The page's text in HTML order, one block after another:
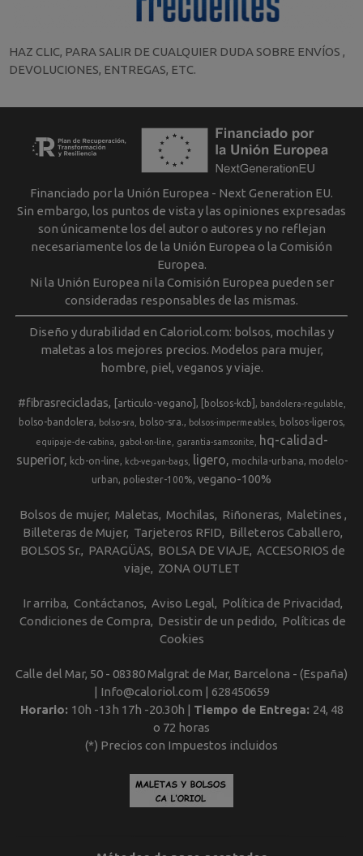
HAZ CLIC, PARA SALIR DE CUALQUIER DUDA SOBRE ENVÍOS ,
DEVOLUCIONES, ENTREGAS, ETC.
Financiado por la Unión Europea - Next Generation EU.
Sin embargo, los puntos de vista y las opiniones expresadas
son únicamente los del autor o autores y no reflejan
necesariamente los de la Unión Europea o la Comisión
Europea.
Ni la Unión Europea ni la Comisión Europea pueden ser
consideradas responsables de las mismas.
Diseño y durabilidad en Caloriol.com: bolsos, mochilas y
maletas a los mejores precios. Modelos para mujer,
hombre, piel, veganos y viaje.
#fibrasrecicladas [articulo-vegano] [bolsos-kcb] bandolera-regulable
bolso-bandolera bolso-sra bolso-sra. bolsos-impermeables bolsos-ligeros
equipaje-de-cabina gabol-on-line garantia-samsonite
hq-calidad-
superior
kcb-on-line kcb-vegan-bags ligero mochila-urbana
modelo-
urban
poliester-100% vegano-100%
Bolsos de mujer Maletas Mochilas Riñoneras Maletines
Billeteras de Mujer Tarjeteros RFID
Billeteros Caballero
BOLSOS Sr.
PARAGÜAS BOLSA DE VIAJE ACCESORIOS de
viaje
ZONA OUTLET
Ir arriba Contáctanos Aviso Legal
Política de Privacidad
Condiciones de Compra
Desistir de un pedido
Políticas de
Cookies
Calle del Mar, 50 - 08380 Malgrat de Mar, Barcelona - (España)
| Info@caloriol.com | 628450659
Horario: 10h -13h 17h -20.30h | Tiempo de Entrega: 24, 48
o 72 horas
(*) Precios con Impuestos incluidos